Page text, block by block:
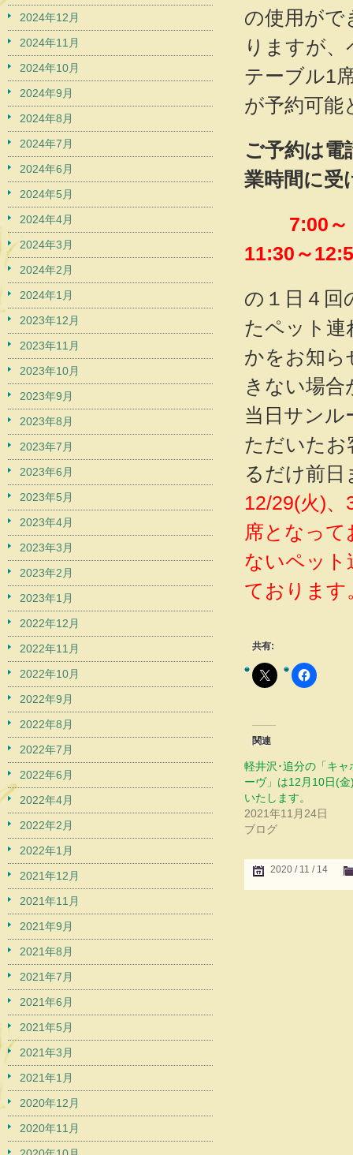
の使用がで
りますが
テーブル1
が予約可能
ご予約は電
業時間に受
7:00
11:30～
の１日４回
たペット連
かをお知ら
きない場
当日サンル
ただいたお
るだけ前
12/29(火)
席となっ
ないペット
ております
共有:
関連
軽井沢･追分の「キャ
ーヴ」は12月10日(
いたします。
2021年11月24日
ブログ
2020 / 11 / 14
2024年12月
2024年11月
2024年10月
2024年9月
2024年8月
2024年7月
2024年6月
2024年5月
2024年4月
2024年3月
2024年2月
2024年1月
2023年12月
2023年11月
2023年10月
2023年9月
2023年8月
2023年7月
2023年6月
2023年5月
2023年4月
2023年3月
2023年2月
2023年1月
2022年12月
2022年11月
2022年10月
2022年9月
2022年8月
2022年7月
2022年6月
2022年4月
2022年2月
2022年1月
2021年12月
2021年11月
2021年9月
2021年8月
2021年7月
2021年6月
2021年5月
2021年3月
2021年1月
2020年12月
2020年11月